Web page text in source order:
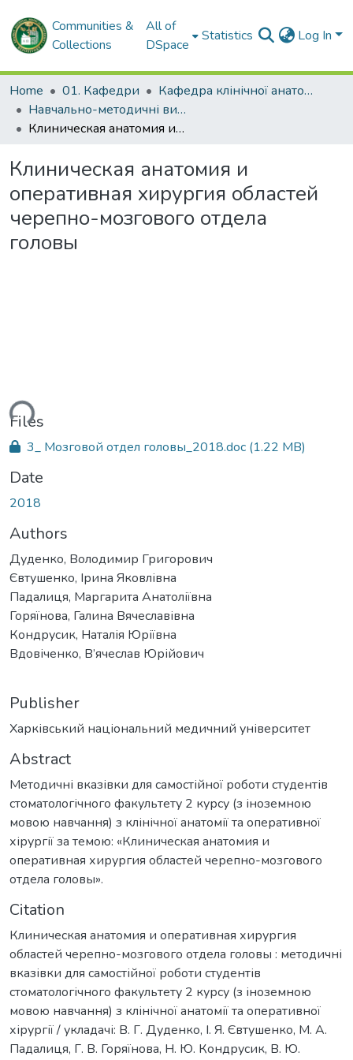
Communities &
Collections
All of
DSpace
Statistics Log In
Home 01. Кафедри
Кафедра клінічної анатомії та оперативної хірургії
Навчально-методичні видання. Кафедра клінічної анатомії та оперативної хірургії
Клиническая анатомия и оперативная хирургия областей черепно-мозгового отдела головы
Клиническая анатомия и
оперативная хирургия областей
черепно-мозгового отдела
головы
Files
3_ Мозговой отдел головы_2018.doc (1.22 MB)
Date
2018
Authors
Дуденко, Володимир Григорович
Євтушенко, Ірина Яковлівна
Падалиця, Маргарита Анатоліївна
Горяїнова, Галина Вячеславівна
Кондрусик, Наталія Юріївна
Вдовіченко, В’ячеслав Юрійович
Publisher
Харківський національний медичний університет
Abstract
Методичні вказівки для самостійної роботи студентів
стоматологічного факультету 2 курсу (з іноземною
мовою навчання) з клінічної анатомії та оперативної
хірургії за темою: «Клиническая анатомия и
оперативная хирургия областей черепно-мозгового
отдела головы».
Citation
Клиническая анатомия и оперативная хирургия
областей черепно-мозгового отдела головы : методичні
вказівки для самостійної роботи студентів
стоматологічного факультету 2 курсу (з іноземною
мовою навчання) з клінічної анатомії та оперативної
хірургії / укладачі: В. Г. Дуденко, І. Я. Євтушенко, М. А.
Падалиця, Г. В. Горяїнова, Н. Ю. Кондрусик, В. Ю.